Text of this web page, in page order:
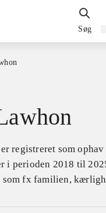
Søg
registreret som
i perioden 2018 til
som fx familien,